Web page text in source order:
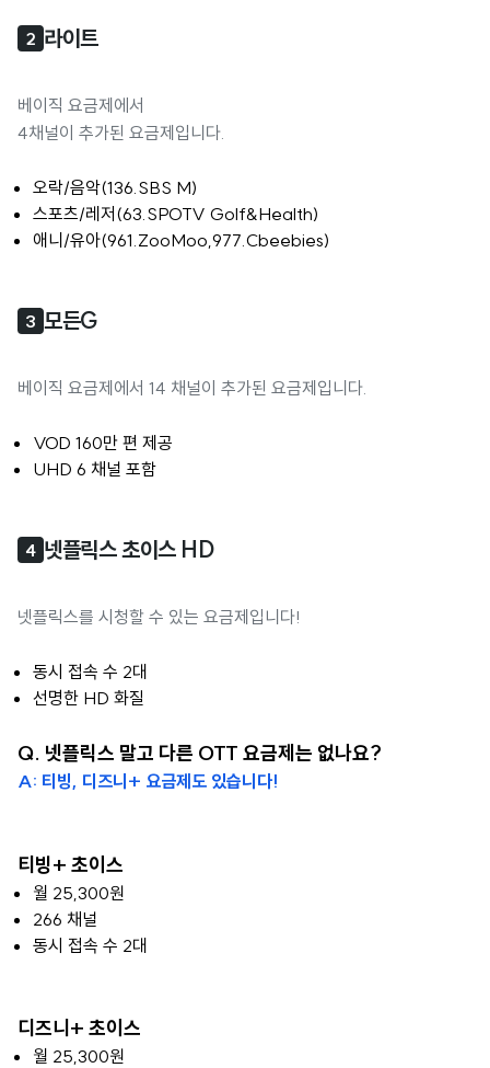
2 라이트
베이직 요금제에서
4채널이 추가된 요금제입니다.
오락/음악(136.SBS M)
스포츠/레저(63.SPOTV Golf&Health)
애니/유아(961.ZooMoo,977.Cbeebies)
3 모든G
베이직 요금제에서 14 채널이 추가된 요금제입니다.
VOD 160만 편 제공
UHD 6 채널 포함
4 넷플릭스 초이스 HD
넷플릭스를 시청할 수 있는 요금제입니다!
동시 접속 수 2대
선명한 HD 화질
Q. 넷플릭스 말고 다른 OTT 요금제는 없나요?
A: 티빙, 디즈니+ 요금제도 있습니다!
티빙+ 초이스
월 25,300원
266 채널
동시 접속 수 2대
디즈니+ 초이스
월 25,300원